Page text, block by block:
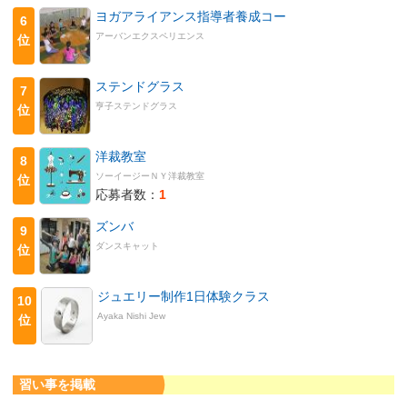
6
位
ヨガアライアンス指導者養成コー
アーバンエクスペリエンス
7
位
ステンドグラス
亨子ステンドグラス
8
位
洋裁教室
ソーイージーＮＹ洋裁教室
応募者数： 1
9
位
ズンバ
ダンスキャット
10
位
ジュエリー制作1日体験クラス
Ayaka Nishi Jew
習い事を掲載